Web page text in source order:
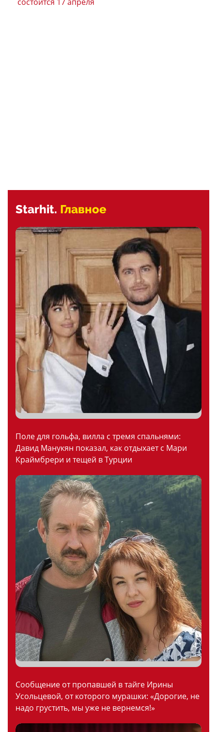
Starhit. Главное
Поле для гольфа, вилла с тремя спальнями:
Давид Манукян показал, как отдыхает с Мари
Краймбрери и тещей в Турции
Сообщение от пропавшей в тайге Ирины
Усольцевой, от которого мурашки: «Дорогие, не
надо грустить, мы уже не вернемся!»